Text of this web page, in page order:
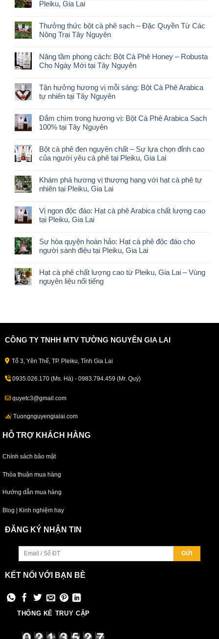
Pleiku, Gia Lai
Thưởng thức bột cà phê sạch – Đặc Quyền Từ Các
Nông Trại Tây Nguyên
Nâng tầm phong cách: Bột Cà Phê Honey – Robusta
Cho Ngày Mới tại Tây Nguyên
Tận hưởng hương vị mỗi sáng: Bột Cà Phê Arabica
tự nhiên tại Tây Nguyên
Đắm chìm trong hương vị: Bột Cà Phê Arabica Sạch
100% tại Tây Nguyên
Bột cà phê đen nguyên chất – Sự lựa chọn đỉnh cao
của người yêu cà phê tại Pleiku, Gia Lai
Khám phá hương vị thượng hạng với hạt cà phê tự
nhiên tại Pleiku, Gia Lai
Vị ngon độc đáo: Hạt cà phê Arabica chất lượng cao
tại Pleiku, Gia Lai
Sự hòa quyện hoàn hảo: Hạt cà phê độc đáo cho
người sành điệu tại Pleiku, Gia Lai
Hạt cà phê chất lượng cao từ Pleiku, Gia Lai – Vùng
nguyên liệu nổi tiếng
CÔNG TY TNHH MTV TƯỜNG NGUYÊN GIA LAI
Tổ 3, Yên Thế, TP. Pleiku, Tỉnh Gia Lai
0935.026.170 (Ms. Hà) - 0983.794.459 (Mr. Quý)
quyetc3@gmail.com
Tuongnguyengialai.com
HỖ TRỢ KHÁCH HÀNG
Chính sách bảo mật
Thỏa thuận mua hàng
Hướng dẫn mua hàng
Blog | Kinh nghiệm hay
ĐĂNG KÝ NHẬN TIN
KẾT NỐI VỚI BẠN BÈ
THỐNG KÊ TRUY CẬP